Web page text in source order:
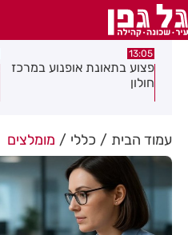
13:05
פצוע בתאונת אופנוע במרכז
חולון
עמוד הבית כללי מומלצים